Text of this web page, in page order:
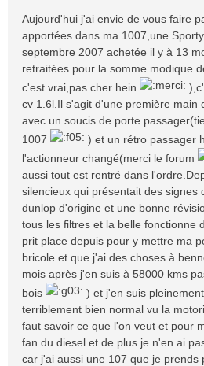
g
e
Aujourd'hui j'ai envie de vous faire
apportées dans ma 1007,une
septembre 2007 achetée il y à 13
retraitées pour la somme modique
c'est vrai,pas cher hein
cv 1.6l.Il s'agit d'une première main
avec un soucis de porte
1007
) et un rétro passager
l'actionneur changé(merci le forum
aussi tout est rentré dans
silencieux qui présentait des signes
dunlop d'origine et une bonne
tous les filtres et la belle fonctionne
prit place depuis pour y mettre ma
bricole et que j'ai des choses à
mois après j'en suis à 58000 kms
bois
) et j'en suis
terriblement bien normal vu la
faut savoir ce que l'on veut et pour
fan du diesel et de plus je n'en ai
car j'ai aussi une 107 que je prends